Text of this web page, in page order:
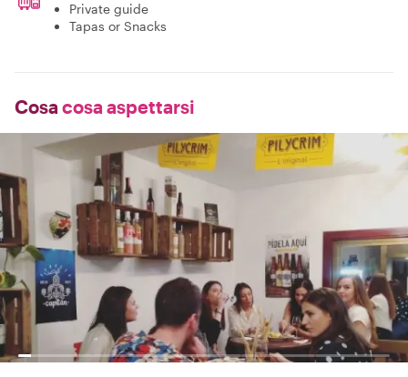
Private guide
Tapas or Snacks
Cosa cosa aspettarsi